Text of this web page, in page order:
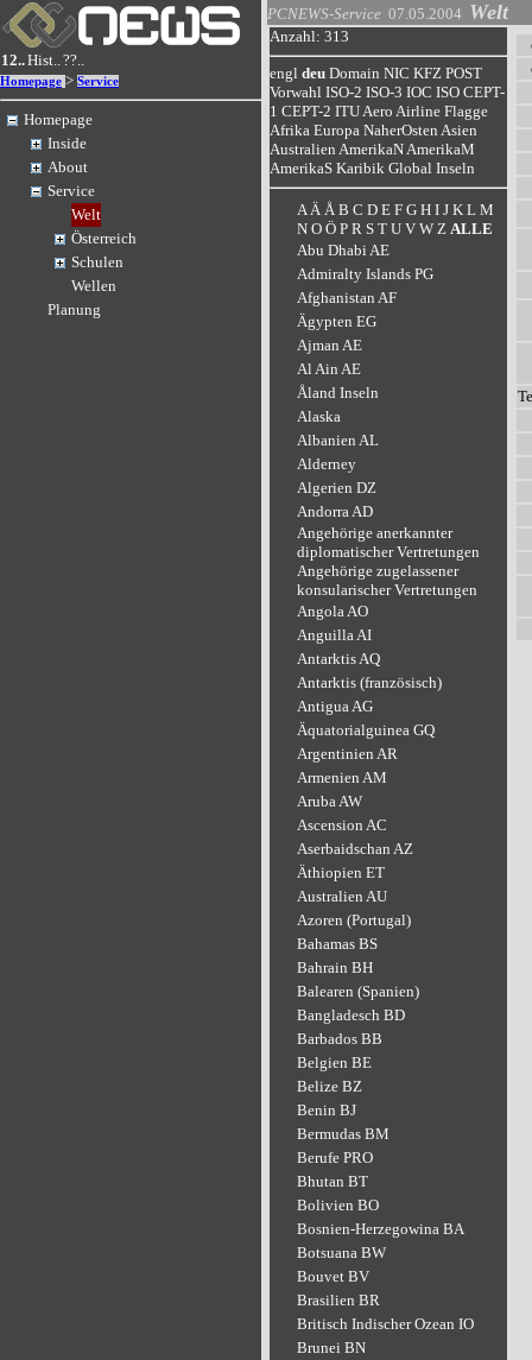
12..Hist..??..
Homepage > Service
Homepage
Inside
About
Service
Welt
Österreich
Schulen
Wellen
Planung
PCNEWS-Service 07.05.2004 Welt
Anzahl: 313
engl deu Domain NIC KFZ POST
Vorwahl ISO-2 ISO-3 IOC ISO CEPT-
1 CEPT-2 ITUAero Airline Flagge
Afrika Europa NaherOsten Asien
Australien AmerikaNAmerikaM
AmerikaS Karibik Global Inseln
A Ä Å B C D E F G H I J K L M
N O Ö P R S T U V W Z ALLE
Abu Dhabi AE
Admiralty Islands PG
Afghanistan AF
Ägypten EG
Ajman AE
Al Ain AE
Åland Inseln
Alaska
Albanien AL
Alderney
Algerien DZ
Andorra AD
Angehörige anerkannter
diplomatischer Vertretungen
Angehörige zugelassener
konsularischer Vertretungen
Angola AO
Anguilla AI
Antarktis AQ
Antarktis (französisch)
Antigua AG
Äquatorialguinea GQ
Argentinien AR
Armenien AM
Aruba AW
Ascension AC
Aserbaidschan AZ
Äthiopien ET
Australien AU
Azoren (Portugal)
Bahamas BS
Bahrain BH
Balearen (Spanien)
Bangladesch BD
Barbados BB
Belgien BE
Belize BZ
Benin BJ
Bermudas BM
Berufe PRO
Bhutan BT
Bolivien BO
Bosnien-Herzegowina BA
Botsuana BW
Bouvet BV
Brasilien BR
Britisch Indischer Ozean IO
Brunei BN